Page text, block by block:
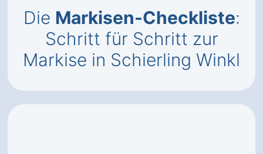
Die Markisen-Checkliste:
Schritt für Schritt zur
Markise in Schierling Winkl